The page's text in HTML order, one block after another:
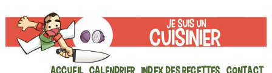
Accueil Calendrier Index des recettes Contact